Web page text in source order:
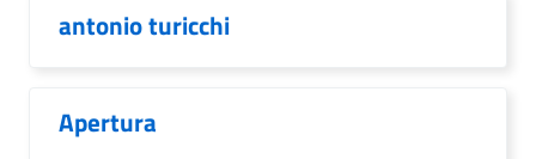
antonio turicchi
Apertura